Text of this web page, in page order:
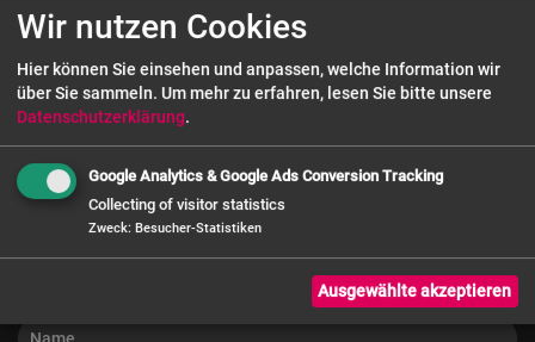
Melde Dich hier zum Newsletter an und sichere Dir einen 5€-
Gutschein auf Deine nächste Bestellung!
Wenn Sie unseren Newsletter abonnieren, willigen Sie damit ein, dass Ihre
Ihrer Einwilligung gemäß Art. 6 Abs. 1 a) DSGVO verarbeitet.Newsletter-
Info
Wir nutzen Cookies
Hier können Sie einsehen und anpassen, welche Information wir
über Sie sammeln. Um mehr zu erfahren, lesen Sie bitte unsere
Datenschutzerklärung.
Google Analytics & Google Ads Conversion Tracking
Collecting of visitor statistics
Zweck: Besucher-Statistiken
Ausgewählte akzeptieren